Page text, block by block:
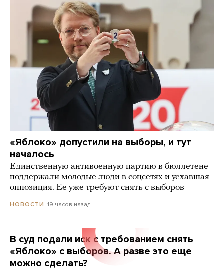
«Яблоко» допустили на выборы, и тут
началось
Единственную антивоенную партию в бюллетене
поддержали молодые люди в соцсетях и уехавшая
оппозиция. Ее уже требуют снять с выборов
НОВОСТИ 19 часов назад
В суд подали иск с требованием снять
«Яблоко» с выборов. А разве это еще
можно сделать?